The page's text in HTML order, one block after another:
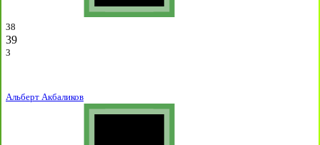
38
39
3
Альберт Акбаликов